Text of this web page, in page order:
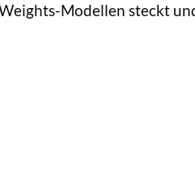
Modellen steckt